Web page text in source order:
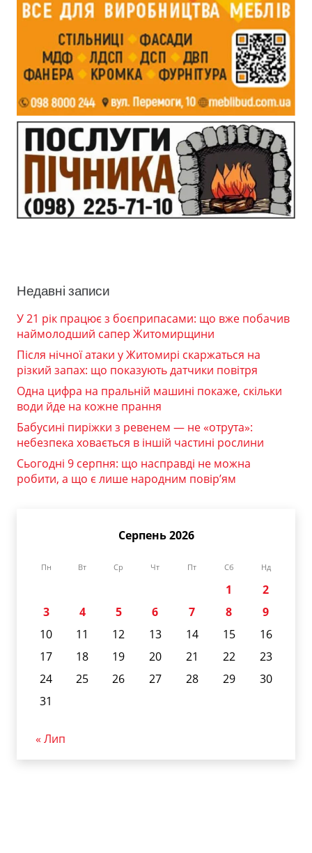
Недавні записи
У 21 рік працює з боєприпасами: що вже побачив
наймолодший сапер Житомирщини
Після нічної атаки у Житомирі скаржаться на
різкий запах: що показують датчики повітря
Одна цифра на пральній машині покаже, скільки
води йде на кожне прання
Бабусині пиріжки з ревенем — не «отрута»:
небезпека ховається в іншій частині рослини
Сьогодні 9 серпня: що насправді не можна
робити, а що є лише народним повір’ям
Серпень 2026
Пн Вт Ср Чт Пт Сб Нд
1
2
3
4 5 6 7 8
9
10
11 12 13 14 15
16
17
18 19 20 21 22
23
24
25 26 27 28 29
30
31
« Лип